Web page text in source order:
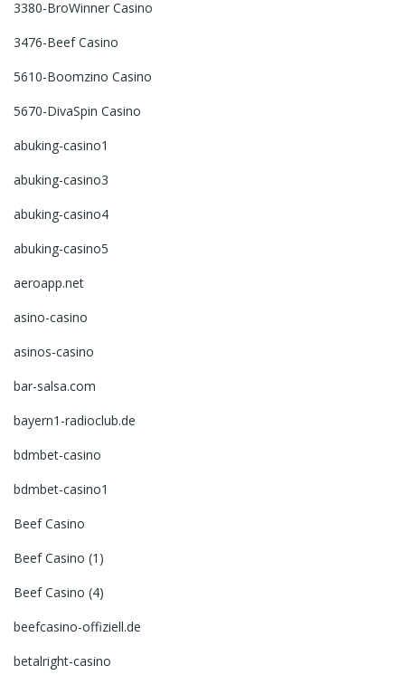
3380-BroWinner Casino
3476-Beef Casino
5610-Boomzino Casino
5670-DivaSpin Casino
abuking-casino1
abuking-casino3
abuking-casino4
abuking-casino5
aeroapp.net
asino-casino
asinos-casino
bar-salsa.com
bayern1-radioclub.de
bdmbet-casino
bdmbet-casino1
Beef Casino
Beef Casino (1)
Beef Casino (4)
beefcasino-offiziell.de
betalright-casino